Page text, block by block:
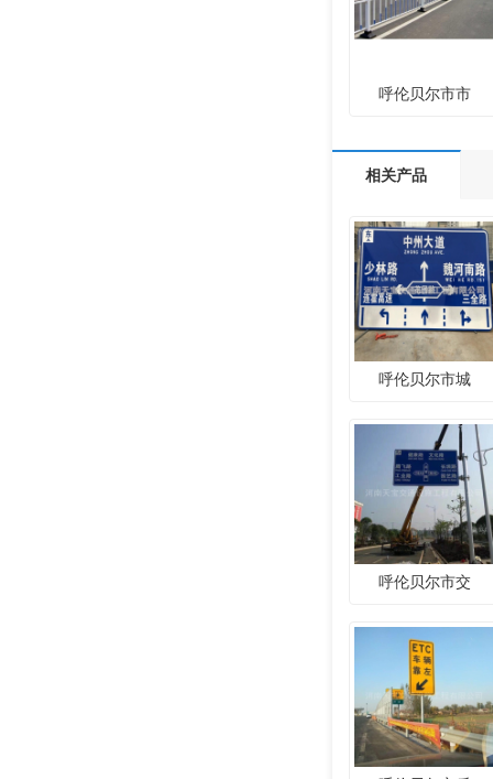
呼伦贝尔市市
相关产品
呼伦贝尔市城
呼伦贝尔市交